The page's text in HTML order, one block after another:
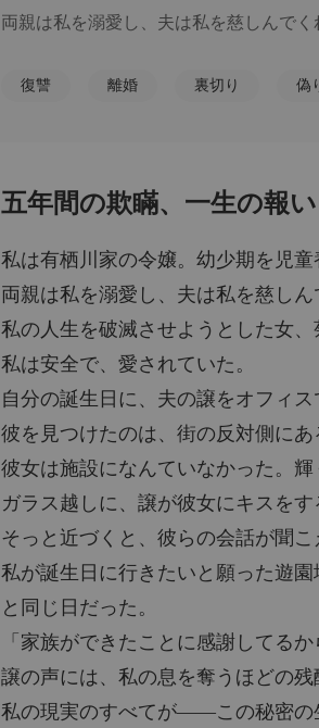
両親は私を溺愛し、夫は私を慈しんでく
私は安全で、愛されていた。
彼を見つけたのは、街の反対側にある
彼女は施設になんていなかった。輝く
ガラス越しに、譲が彼女にキスをする
私が誕生日に行きたいと願った遊園地
「家族ができたことに感謝してるから
譲の声には、私の息を奪うほどの残酷
私の現実のすべてが――この秘密の生活
私はただ、彼らが舞台の上に立たせてお
スマホが震えた。譲からのメッセージ
復讐 離婚 裏切り 偽
五年間の欺瞞、一生の報
私は有栖川家の令嬢。幼少期を児
両親は私を溺愛し、夫は私を慈しん
私の人生を破滅させようとした女
私は安全で、愛されていた。
自分の誕生日に、夫の譲をオフィ
彼を見つけたのは、街の反対側に
彼女は施設になんていなかった。
ガラス越しに、譲が彼女にキスを
そっと近づくと、彼らの会話が聞こ
私が誕生日に行きたいと願った遊
と同じ日だった。
「家族ができたことに感謝してる
譲の声には、私の息を奪うほどの残
私の現実のすべてが――この秘密の